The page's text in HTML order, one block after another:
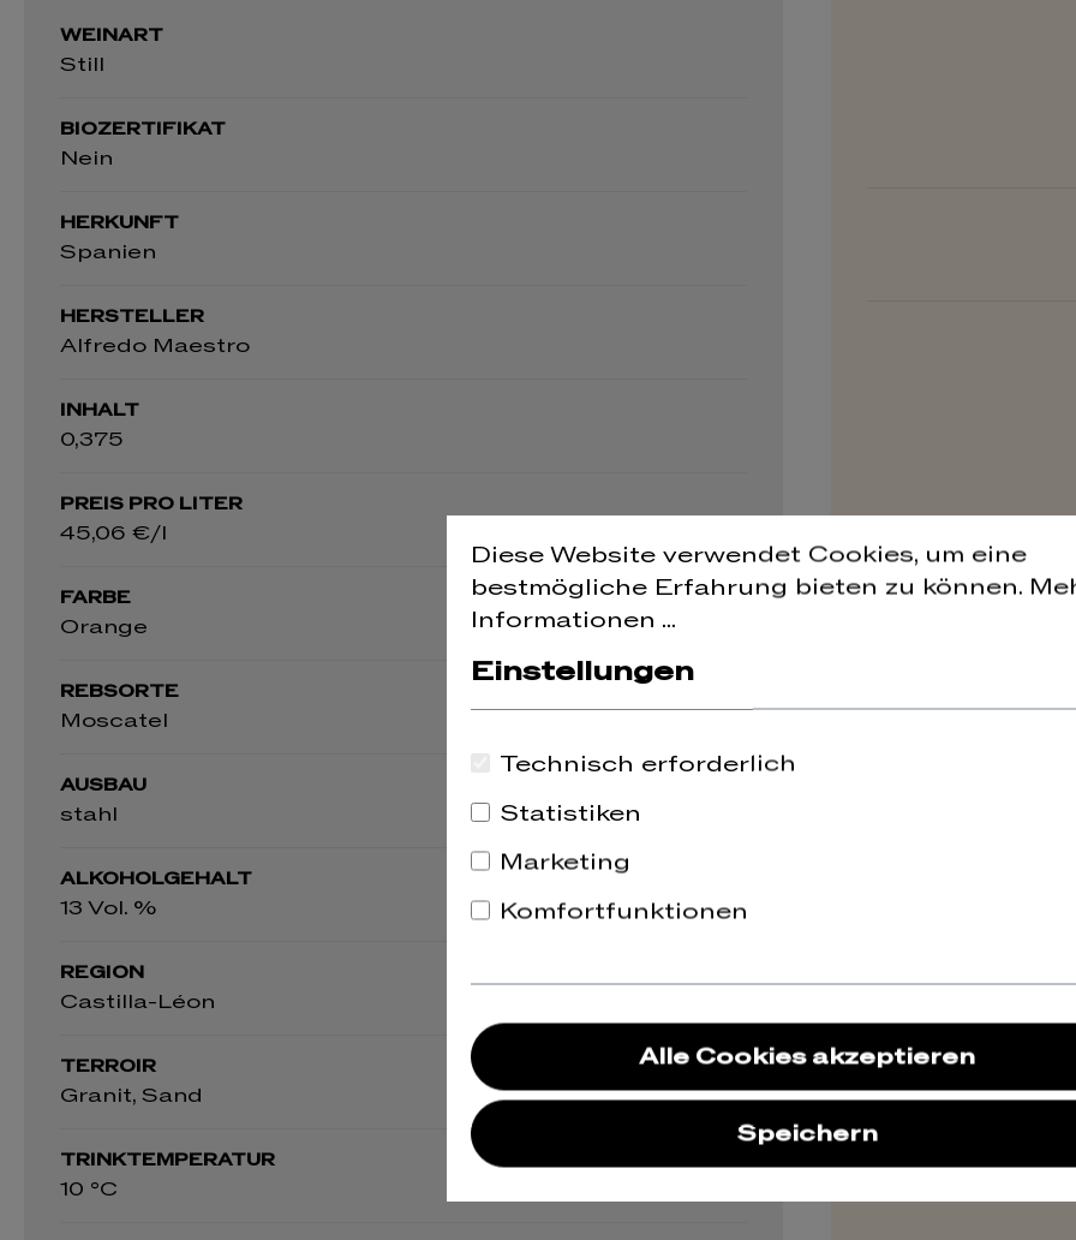
WEINART
Still
BIOZERTIFIKAT
Nein
HERKUNFT
Spanien
HERSTELLER
Alfredo Maestro
INHALT
0,375
PREIS PRO LITER
45,06 €/l
FARBE
Orange
REBSORTE
Moscatel
AUSBAU
stahl
ALKOHOLGEHALT
13 Vol. %
REGION
Castilla-Léon
TERROIR
Granit, Sand
TRINKTEMPERATUR
10 °C
Diese Website verwendet Cookies, um eine
bestmögliche Erfahrung bieten zu können.
Informationen ...
Einstellungen
Technisch erforderlich
Statistiken
Marketing
Komfortfunktionen
Alle Cookies akzeptieren
Speichern